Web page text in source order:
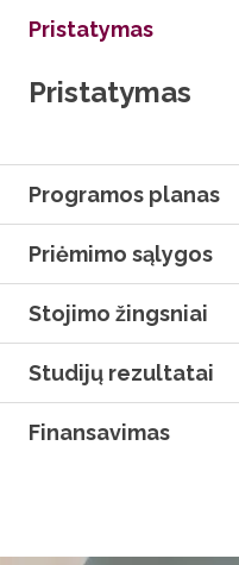
Pristatymas
Pristatymas
Programos planas
Priėmimo sąlygos
Stojimo žingsniai
Studijų rezultatai
Finansavimas